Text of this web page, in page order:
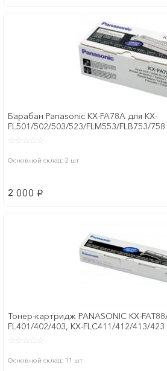
Барабан Panasonic KX-FA78A для KX-
FL501/502/503/523/FLM553/FLB753/758
Основной склад: 2 шт
2 000 p
Тонер-картридж PANASONIC KX-
FL401/402/403, KX-FLC411/412/413/423
Основной склад: 11 шт